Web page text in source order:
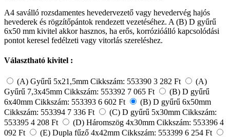
A4 saválló rozsdamentes hevedervezető vagy hevedervég hajós
hevederek és rögzítőpántok rendezett vezetéséhez. A (B) D gyűrű
6x50 mm kivitel akkor hasznos, ha erős, korrózióálló kapcsolódási
pontot keresel fedélzeti vagy vitorlás szereléshez.
Választható kivitel :
(A) Gyűrű 5x21,5mm Cikkszám: 553390 3 282 Ft
(A)
Gyűrű 7,3x45mm Cikkszám: 553392 7 065 Ft
(B) D gyűrű
6x40mm Cikkszám: 553393 6 602 Ft
(B) D gyűrű 6x50mm
Cikkszám: 553394 7 336 Ft (C) D gyűrű 5x30mm Cikkszám:
553395 4 208 Ft (D) Háromszög 4x30mm Cikkszám: 553396 4
092 Ft
(E) Dupla fűző 4x42mm Cikkszám: 553399 6 254 Ft